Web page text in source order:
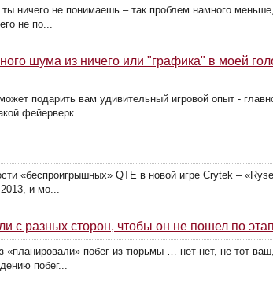
ты ничего не понимаешь – так проблем намного
не по...
шума из ничего или "графика" в моей
подарить вам удивительный игровой опыт -
фейерверк...
«беспроигрышных» QTE в новой игре Crytek –
и мо...
с разных сторон, чтобы он не пошел по
«планировали» побег из тюрьмы … нет-нет, не тот
побег...